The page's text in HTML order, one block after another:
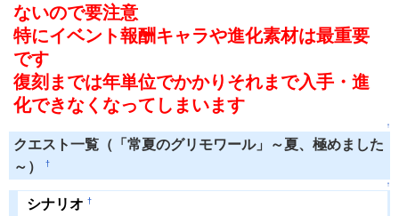
ないので要注意
特にイベント報酬キャラや進化素材は最重要
です
復刻までは年単位でかかりそれまで入手・進
化できなくなってしまいます
↑
クエスト一覧（「常夏のグリモワール」～夏、極めました
～）
†
↑
シナリオ †